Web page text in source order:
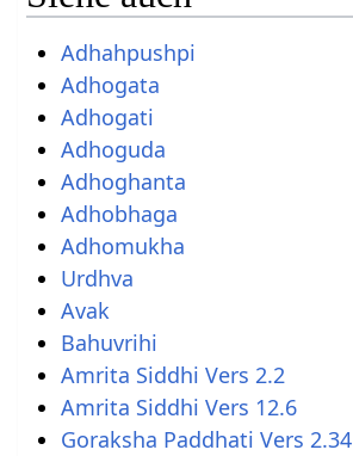
Adhahpushpi
Adhogata
Adhogati
Adhoguda
Adhoghanta
Adhobhaga
Adhomukha
Urdhva
Avak
Bahuvrihi
Amrita Siddhi Vers 2.2
Amrita Siddhi Vers 12.6
Goraksha Paddhati Vers 2.34